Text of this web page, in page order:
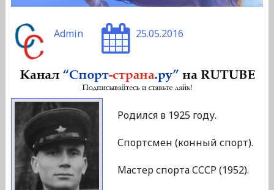
Admin 25.05.2016
Родился в 1925 году.
Спортсмен (конный спорт).
Мастер спорта СССР (1952).